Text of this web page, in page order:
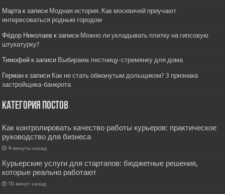
Мартак записи Модная история. Как москвичей приучают
интересоваться родным городом
Фёдор Николаев к записи Можно ли укладывать плитку на гипсовую
штукатурку?
Тимофей к записи Выбираем лестницу-стремянку для дома
Герман к записи Как не стать обманутым дольщиком? 3 признака
застройщика-банкрота
Категория постов
Как контролировать качество работы курьеров: практическое
руководство для бизнеса
4 минуты назад
Курьерские услуги для стартапов: бюджетные решения,
которые реально работают
10 минут назад